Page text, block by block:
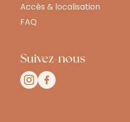
Accès & localisation
FAQ
Suivez-nous